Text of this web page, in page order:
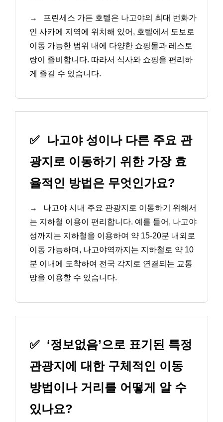
→
프린세스 가든 호텔은 나고야의 최대 번화가
인 사카에 지역에 위치해 있어, 호텔에서 도보로
이동 가능한 범위 내에 다양한 쇼핑몰과 레스토
랑이 즐비합니다. 따라서 식사와 쇼핑을 편리하
게 즐길 수 있습니다.
✅
나고야 성이나 다른 주요 관
광지로 이동하기 위한 가장 효
율적인 방법은 무엇인가요?
→
나고야 시내 주요 관광지로 이동하기 위해서
는 지하철 이용이 편리합니다. 예를 들어, 나고야
성까지는 지하철을 이용하여 약 15-20분 내외로
이동 가능하며, 나고야역까지는 지하철로 약 10
분 이내에 도착하여 전국 각지로 연결되는 교통
망을 이용할 수 있습니다.
✅ ‘정보없음’으로 표기된 특정
관광지에 대한 구체적인 이동
방법이나 거리를 어떻게 알 수
있나요?